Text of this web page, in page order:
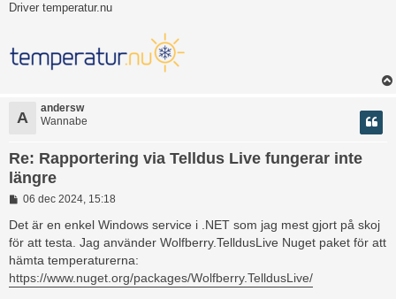
Driver temperatur.nu
A
andersw
Wannabe
Re: Rapportering via Telldus Live fungerar inte
längre
l
g
g
06 dec 2024, 15:18
Det är en enkel Windows service i .NET som jag mest gjort på skoj
för att testa. Jag använder Wolfberry.TelldusLive Nuget paket för att
hämta temperaturerna:
https://www.nuget.org/packages/Wolfberry.TelldusLive/